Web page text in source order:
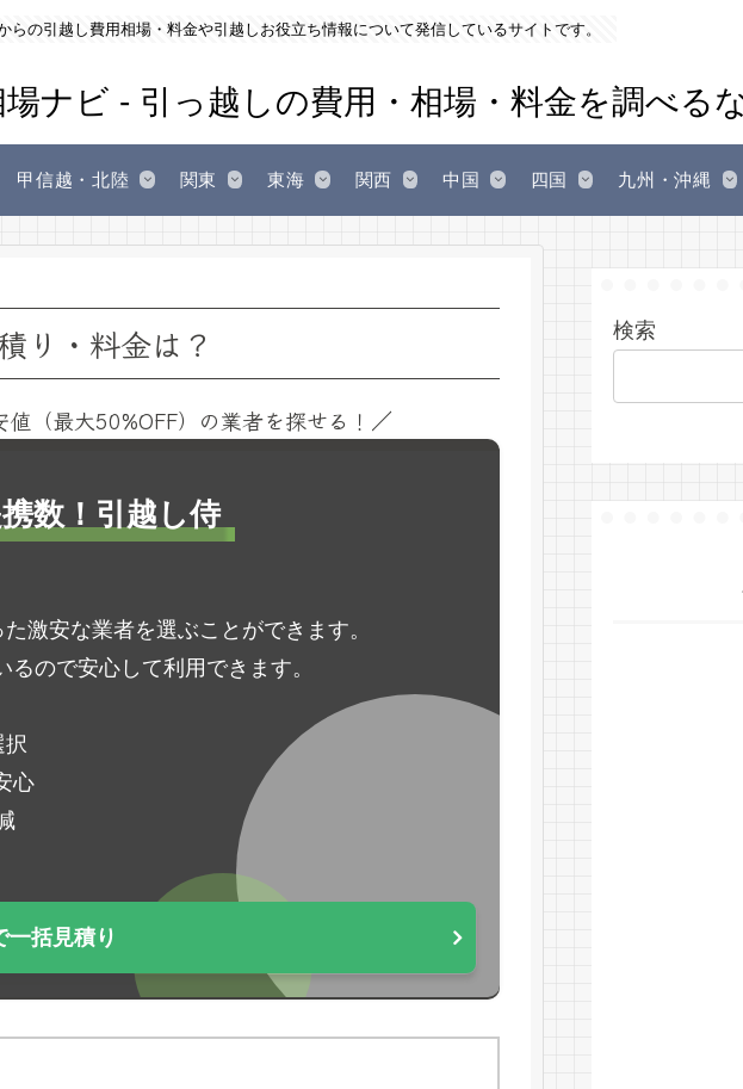
らの引越し費用相場・料金や引越しお役立ち情報について発信しているサイトです。
甲信越・北陸 関東 東海 関西 中国 四国 九州・沖縄
り・料金は？
（最大50%OFF）の業者を探せる！／
数！引越し侍
激安な業者を選ぶことができます。
ので安心して利用できます。
択
心
一括見積り
検索